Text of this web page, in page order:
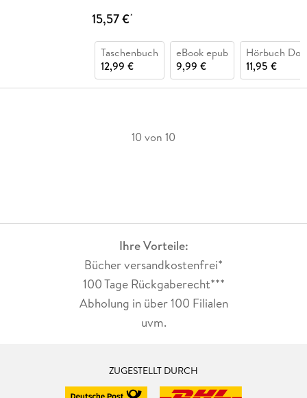
15,57 €*
Taschenbuch
12,99 €
eBook epub
9,99 €
Hörbuch
11,95 €
10 von 10
Ihre Vorteile:
Bücher versandkostenfrei*
100 Tage Rückgaberecht***
Abholung in über 100 Filialen
uvm.
ZUGESTELLT DURCH